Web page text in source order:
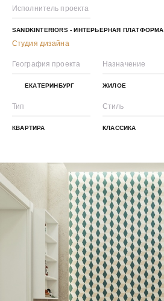
Исполнитель проекта
SANDKINTERIORS - ИНТЕРЬЕРНАЯ ПЛАТФОРМА
Студия дизайна
География проекта
ЕКАТЕРИНБУРГ
Назначение
ЖИЛОЕ
Тип
КВАРТИРА
Стиль
КЛАССИКА